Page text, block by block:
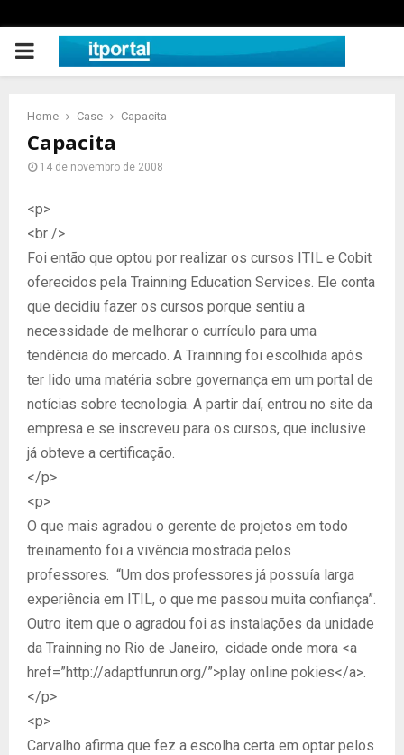
PRIMARY
Home Case Capacita
Capacita
14 de novembro de 2008
<p>
<br />
Foi então que optou por realizar os cursos ITIL e Cobit
oferecidos pela Trainning Education Services. Ele conta
que decidiu fazer os cursos porque sentiu a
necessidade de melhorar o currículo para uma
tendência do mercado. A Trainning foi escolhida após
ter lido uma matéria sobre governança em um portal de
notícias sobre tecnologia. A partir daí, entrou no site da
empresa e se inscreveu para os cursos, que inclusive
já obteve a certificação.
</p>
<p>
O que mais agradou o gerente de projetos em todo
treinamento foi a vivência mostrada pelos
professores. “Um dos professores já possuía larga
experiência em ITIL, o que me passou muita confiança”.
Outro item que o agradou foi as instalações da unidade
da Trainning no Rio de Janeiro, cidade onde mora <a
href=”http://adaptfunrun.org/”>play online pokies</a>.
</p>
<p>
Carvalho afirma que fez a escolha certa em optar pelos